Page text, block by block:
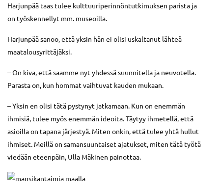
Harjunpää taas tulee kulttuuriperinnöntutkimuksen parista ja
on työskennellyt mm. museoilla.
Harjunpää sanoo, että yksin hän ei olisi uskaltanut lähteä
maatalousyrittäjäksi.
– On kiva, että saamme nyt yhdessä suunnitella ja neuvotella.
Parasta on, kun hommat vaihtuvat kauden mukaan.
– Yksin en olisi tätä pystynyt jatkamaan. Kun on enemmän
ihmisiä, tulee myös enemmän ideoita. Täytyy ihmetellä, että
asioilla on tapana järjestyä. Miten onkin, että tulee yhtä hullut
ihmiset. Meillä on samansuuntaiset ajatukset, miten tätä työtä
viedään eteenpäin, Ulla Mäkinen painottaa.